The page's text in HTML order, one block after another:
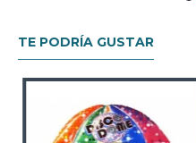
TE PODRÍA GUSTAR